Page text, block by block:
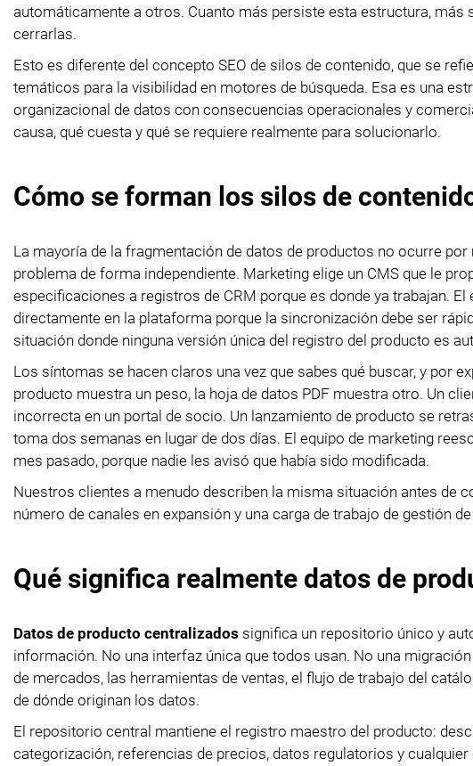
automáticamente a otros. Cuanto más persiste esta estructura,
cerrarlas.
Esto es diferente del concepto SEO de silos de contenido, que se
temáticos para la visibilidad en motores de búsqueda. Esa es una
organizacional de datos con consecuencias operacionales y
causa, qué cuesta y qué se requiere realmente para solucionarlo.
Cómo se forman los silos de
La mayoría de la fragmentación de datos de productos no ocurre
problema de forma independiente. Marketing elige un CMS que le
especificaciones a registros de CRM porque es donde ya trabajan.
directamente en la plataforma porque la sincronización debe ser
situación donde ninguna versión única del registro del producto es
Los síntomas se hacen claros una vez que sabes qué buscar, y por
producto muestra un peso, la hoja de datos PDF muestra otro. Un
incorrecta en un portal de socio. Un lanzamiento de producto se
toma dos semanas en lugar de dos días. El equipo de marketing
mes pasado, porque nadie les avisó que había sido modificada.
Nuestros clientes a menudo describen la misma situación antes de
número de canales en expansión y una carga de trabajo de gestión
Qué significa realmente datos de
Datos de producto centralizados significa un repositorio único y
información. No una interfaz única que todos usan. No una
de mercados, las herramientas de ventas, el flujo de trabajo del
de dónde originan los datos.
El repositorio central mantiene el registro maestro del producto:
categorización, referencias de precios, datos regulatorios y